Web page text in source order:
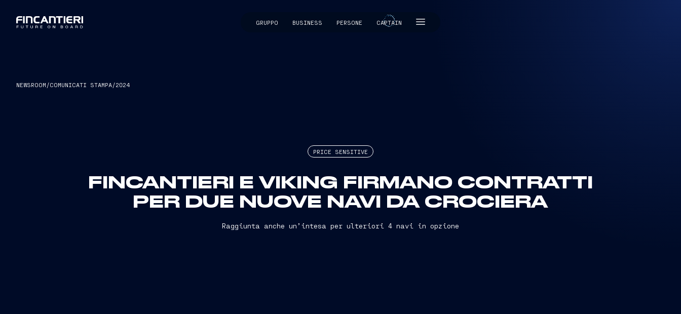
GRUPPO BUSINESS PERSONE CAPTAIN
CAPTAIN
NEWSROOM /COMUNICATI STAMPA/2024
PRICE SENSITIVE
FINCANTIERI E VIKING FIRMANO CONTRATTI
PER DUE NUOVE NAVI DA CROCIERA
Raggiunta anche un’intesa per ulteriori 4 navi in opzione